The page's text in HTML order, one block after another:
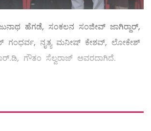
ಹೆಗಡೆ, ಸಂಕಲನ ಸಂಜೀವ್ ಜಾಗಿರ್‍ದಾರ್,
ಗಂಧರ್ವ, ನೃತ್ಯ ಮನೀಷ್ ಕೇಶವ್, ಲೋಕೇಶ್
ಗೌತಂ ಸೆಲ್ವರಾಜ್ ಅವರದಾಗಿದೆ.